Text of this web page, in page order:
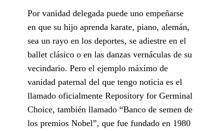
Por vanidad delegada puede uno empeñarse
en que su hijo aprenda karate, piano, alemán,
sea un rayo en los deportes, se adiestre en el
ballet clásico o en las danzas vernáculas de su
vecindario. Pero el ejemplo máximo de
vanidad paternal del que tengo noticia es el
llamado oficialmente Repository for Germinal
Choice, también llamado “Banco de semen de
los premios Nobel”, que fue fundado en 1980